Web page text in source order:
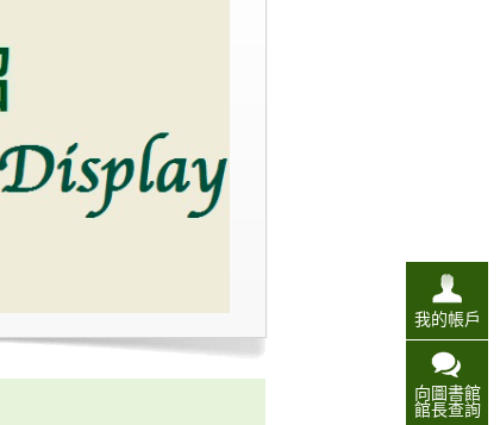
我的帳戶
向圖書館
館長查詢